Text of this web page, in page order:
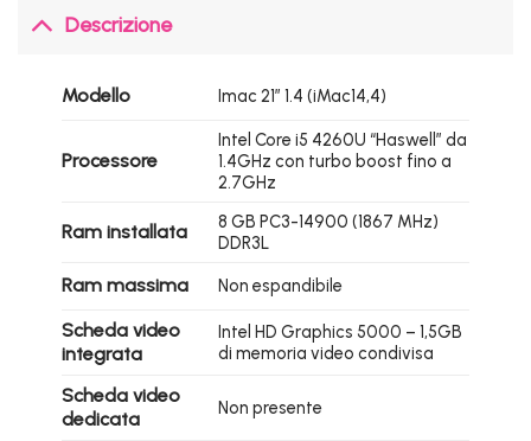
Descrizione
Modello Imac 21″ 1.4 (iMac14,4)
Processore
Intel Core i5 4260U “Haswell” da
1.4GHz con turbo boost fino a
2.7GHz
Ram installata
8 GB PC3-14900 (1867 MHz)
DDR3L
Ram massima Non espandibile
Scheda video
integrata
Intel HD Graphics 5000 – 1,5GB
di memoria video condivisa
Scheda video
dedicata
Non presente